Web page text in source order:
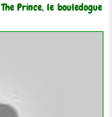
Prince, le bouledogue